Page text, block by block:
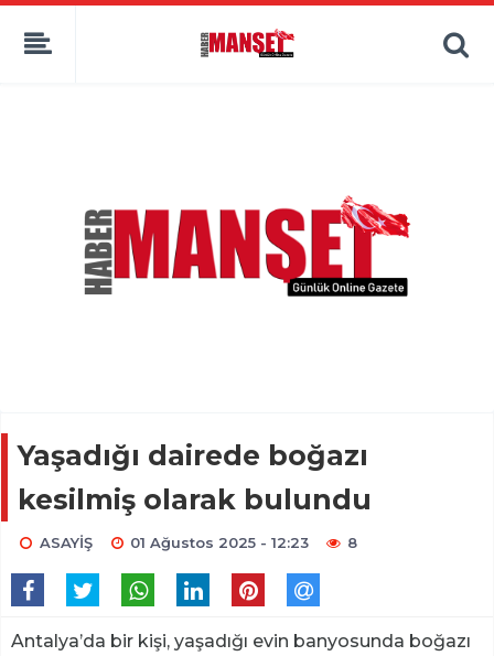
Yaşadığı dairede boğazı
kesilmiş olarak bulundu
ASAYİŞ 01 Ağustos 2025 - 12:23 8
Antalya’da bir kişi, yaşadığı evin banyosunda boğazı